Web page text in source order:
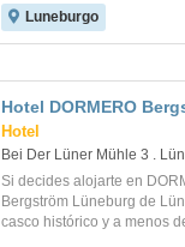
Luneburgo
Hotel DORMERO
Hotel
Bei Der Lüner Mühle 3 .
Si decides alojarte en
Bergström Lüneburg de
casco histórico y a menos